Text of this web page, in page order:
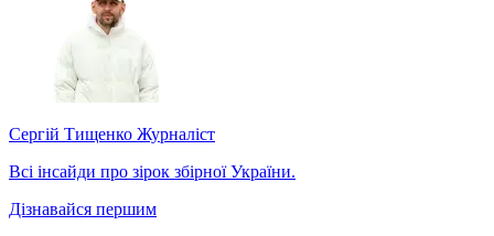
Сергій Тищенко Журналіст
Всі інсайди про зірок збірної України.
Дізнавайся першим